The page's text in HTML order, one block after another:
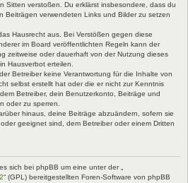
Sitten verstoßen. Du erklärst insbesondere, dass du
Beiträgen verwendeten Links und Bilder zu setzen
Hausrecht aus. Bei Verstößen gegen diese
im Board veröffentlichten Regeln kann der
zeitweise oder dauerhaft von der Nutzung dieses
Hausverbot erteilen.
Betreiber keine Verantwortung für die Inhalte von
selbst erstellt hat oder die er nicht zur Kenntnis
Betreiber, dein Benutzerkonto, Beiträge und
oder zu sperren.
hinaus, deine Beiträge abzuändern, sofern sie
geeignet sind, dem Betreiber oder einem Dritten
sich bei phpBB um eine unter der „
“ (GPL) bereitgestellten Foren-Software von phpBB